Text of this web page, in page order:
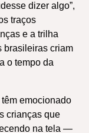
dizer algo”,
traços
e a trilha
brasileiras criam
o tempo da
emocionado
crianças que
na tela —